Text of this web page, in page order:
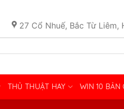
27 Cổ Nhuế, Bắc Từ Liêm,
THỦ THUẬT HAY WIN 10 BẢN